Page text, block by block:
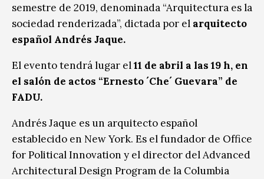
semestre de 2019, denominada “Arquitectura es la
sociedad renderizada”, dictada por el arquitecto
español Andrés Jaque.
El evento tendrá lugar el11 de abril a las 19 h, en
el salón de actos “Ernesto ´Che´ Guevara” de
FADU.
Andrés Jaque es un arquitecto español
establecido en New York. Es el fundador de Office
for Political Innovation y el director del Advanced
Architectural Design Program de la Columbia